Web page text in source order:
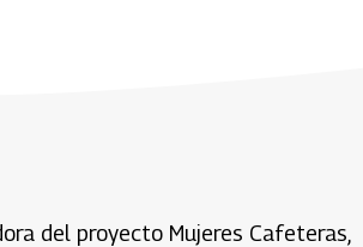
del proyecto Mujeres Cafeteras,